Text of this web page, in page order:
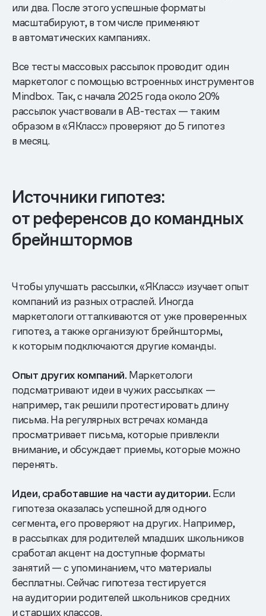
или два. После этого успешные форматы
масштабируют, в том числе применяют
в автоматических кампаниях.
Все тесты массовых рассылок проводит один
маркетолог с помощью встроенных инструментов
Mindbox. Так, с начала 2025 года около 20%
рассылок участвовали в АB-тестах — таким
образом в «ЯКласс» проверяют до 5 гипотез
в месяц.
Источники гипотез:
от референсов до командных
брейнштормов
Чтобы улучшать рассылки, «ЯКласс» изучает опыт
компаний из разных отраслей. Иногда
маркетологи отталкиваются от уже проверенных
гипотез, а также организуют брейнштормы,
к которым подключаются другие команды.
Опыт других компаний. Маркетологи
подсматривают идеи в чужих рассылках —
например, так решили протестировать длину
письма. На регулярных встречах команда
просматривает письма, которые привлекли
внимание, и обсуждает приемы, которые можно
перенять.
Идеи, сработавшие на части аудитории. Если
гипотеза оказалась успешной для одного
сегмента, его проверяют на других. Например,
в рассылках для родителей младших школьников
сработал акцент на доступные форматы
занятий — с упоминанием, что материалы
бесплатны. Сейчас гипотеза тестируется
на аудитории родителей школьников средних
и старших классов.